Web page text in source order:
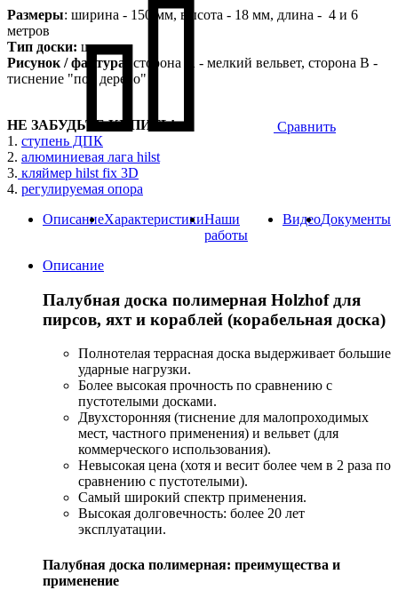
Сравнить
Размеры: ширина - 150 мм, высота - 18 мм, длина - 4 и 6
метров
Тип доски: шовная
Рисунок / фактура:
сторона А - мелкий вельвет, сторона B -
тиснение "под дерево"
НЕ ЗАБУДЬТЕ КУПИТЬ!
1. ступень ДПК
2. алюминиевая лага hilst
3. кляймер hilst fix 3D
4. регулируемая опора
ОписаниеХарактеристикиНаши
работы
ВидеоДокументы
Описание
Палубная доска полимерная Holzhof для
пирсов, яхт и кораблей (корабельная доска)
Полнотелая террасная доска выдерживает большие
ударные нагрузки.
Более высокая прочность по сравнению с
пустотелыми досками.
Двухсторонняя (тиснение для малопроходимых
мест, частного применения) и вельвет (для
коммерческого использования).
Невысокая цена (хотя и весит более чем в 2 раза по
сравнению с пустотелыми).
Самый широкий спектр применения.
Высокая долговечность: более 20 лет
эксплуатации.
Палубная доска полимерная: преимущества и
применение